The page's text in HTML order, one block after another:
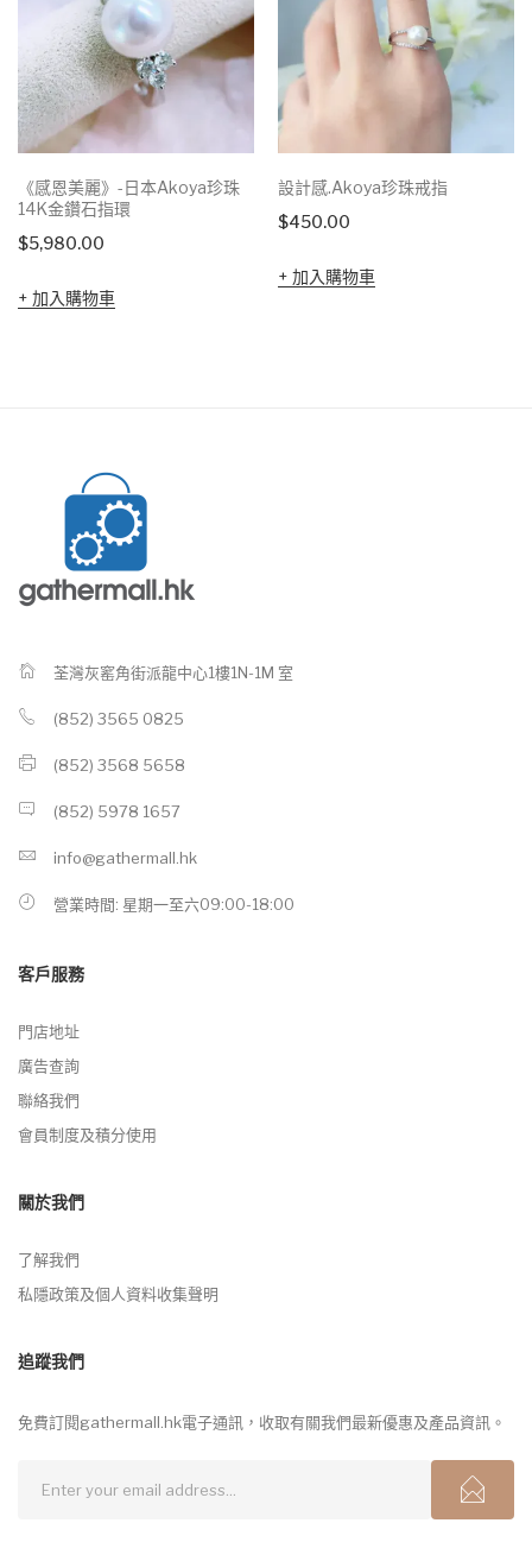
《感恩美麗》-日本Akoya珍珠
14K金鑽石指環
$5,980.00
加入購物車
設計感.Akoya珍珠戒指
$450.00
加入購物車
荃灣灰窰角街派龍中心1樓1N-1M 室
(852) 3565 0825
(852) 3568 5658
(852) 5978 1657
info@gathermall.hk
營業時間: 星期一至六09:00-18:00
客戶服務
門店地址
廣告查詢
聯絡我們
會員制度及積分使用
關於我們
了解我們
私隱政策及個人資料收集聲明
追蹤我們
免費訂閱gathermall.hk電子通訊，收取有關我們最新優惠及產品資訊。